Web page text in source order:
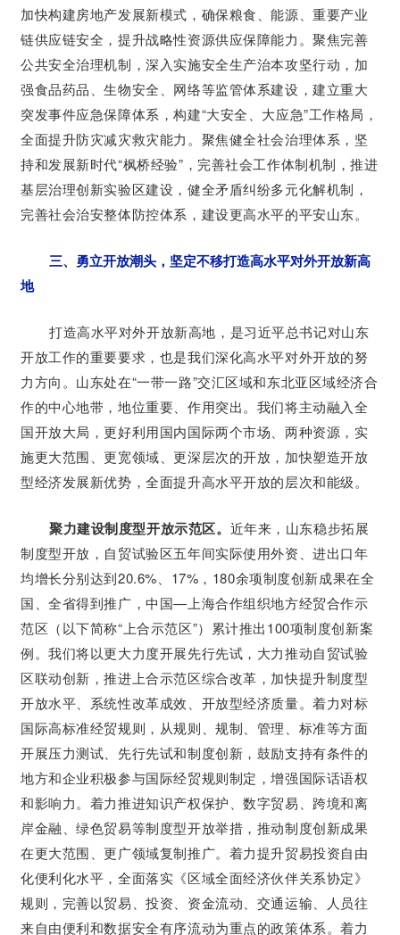
加快构建房地产发展新模式，确保粮食、能源、重要产业
链供应链安全，提升战略性资源供应保障能力。聚焦完善
公共安全治理机制，深入实施安全生产治本攻坚行动，加
强食品药品、生物安全、网络等监管体系建设，建立重大
突发事件应急保障体系，构建“大安全、大应急”工作格局，
全面提升防灾减灾救灾能力。聚焦健全社会治理体系，坚
持和发展新时代“枫桥经验”，完善社会工作体制机制，推进
基层治理创新实验区建设，健全矛盾纠纷多元化解机制，
完善社会治安整体防控体系，建设更高水平的平安山东。
三、勇立开放潮头，坚定不移打造高水平对外开放新高
地
打造高水平对外开放新高地，是习近平总书记对山东
开放工作的重要要求，也是我们深化高水平对外开放的努
力方向。山东处在“一带一路”交汇区域和东北亚区域经济合
作的中心地带，地位重要、作用突出。我们将主动融入全
国开放大局，更好利用国内国际两个市场、两种资源，实
施更大范围、更宽领域、更深层次的开放，加快塑造开放
型经济发展新优势，全面提升高水平开放的层次和能级。
聚力建设制度型开放示范区。 近年来，山东稳步拓展
制度型开放，自贸试验区五年间实际使用外资、进出口年
均增长分别达到20.6%、17%，180余项制度创新成果在全
国、全省得到推广，中国—上海合作组织地方经贸合作示
范区（以下简称“上合示范区”）累计推出100项制度创新案
例。我们将以更大力度开展先行先试，大力推动自贸试验
区联动创新，推进上合示范区综合改革，加快提升制度型
开放水平、系统性改革成效、开放型经济质量。着力对标
国际高标准经贸规则，从规则、规制、管理、标准等方面
开展压力测试、先行先试和制度创新，鼓励支持有条件的
地方和企业积极参与国际经贸规则制定，增强国际话语权
和影响力。着力推进知识产权保护、数字贸易、跨境和离
岸金融、绿色贸易等制度型开放举措，推动制度创新成果
在更大范围、更广领域复制推广。着力提升贸易投资自由
化便利化水平，全面落实《区域全面经济伙伴关系协定》
规则，完善以贸易、投资、资金流动、交通运输、人员往
来自由便利和数据安全有序流动为重点的政策体系。着力